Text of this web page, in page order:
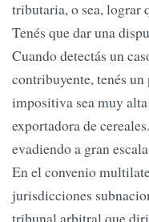
tributaria, o sea, lograr
Tenés que dar una
Cuando detectás un
contribuyente, tenés
impositiva sea muy
exportadora de
evadiendo a gran
En el convenio
jurisdicciones